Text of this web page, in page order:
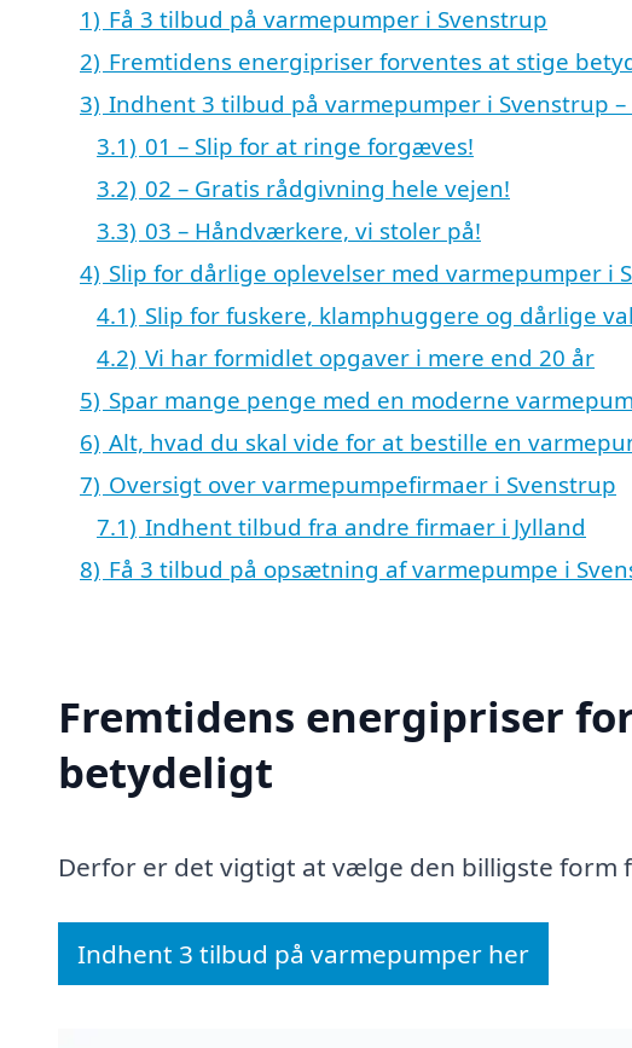
1) Få 3 tilbud på varmepumper i Svenstrup
2) Fremtidens energipriser forventes at stige
3) Indhent 3 tilbud på varmepumper i Svenstrup
3.1) 01 – Slip for at ringe forgæves!
3.2) 02 – Gratis rådgivning hele vejen!
3.3) 03 – Håndværkere, vi stoler på!
4) Slip for dårlige oplevelser med varmepumper i
4.1) Slip for fuskere, klamphuggere og dårlige
4.2) Vi har formidlet opgaver i mere end 20 år
5) Spar mange penge med en moderne
6) Alt, hvad du skal vide for at bestille en
7) Oversigt over varmepumpefirmaer i Svenstrup
7.1) Indhent tilbud fra andre firmaer i Jylland
8) Få 3 tilbud på opsætning af varmepumpe i
Fremtidens energipriser
betydeligt
Derfor er det vigtigt at vælge den billigste form
Indhent 3 tilbud på varmepumper her